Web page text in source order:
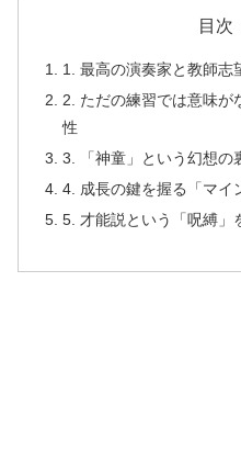
目次
1. 最高の演奏家と教師志
2. ただの練習では意味が
性
3. 「神童」という幻想の
4. 成長の鍵を握る「マイ
5. 才能説という「呪縛」